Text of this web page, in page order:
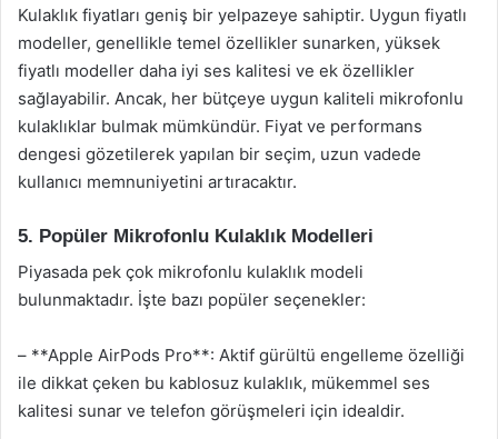
Kulaklık fiyatları geniş bir yelpazeye sahiptir. Uygun fiyatlı
modeller, genellikle temel özellikler sunarken, yüksek
fiyatlı modeller daha iyi ses kalitesi ve ek özellikler
sağlayabilir. Ancak, her bütçeye uygun kaliteli mikrofonlu
kulaklıklar bulmak mümkündür. Fiyat ve performans
dengesi gözetilerek yapılan bir seçim, uzun vadede
kullanıcı memnuniyetini artıracaktır.
5. Popüler Mikrofonlu Kulaklık Modelleri
Piyasada pek çok mikrofonlu kulaklık modeli
bulunmaktadır. İşte bazı popüler seçenekler:
– **Apple AirPods Pro**: Aktif gürültü engelleme özelliği
ile dikkat çeken bu kablosuz kulaklık, mükemmel ses
kalitesi sunar ve telefon görüşmeleri için idealdir.